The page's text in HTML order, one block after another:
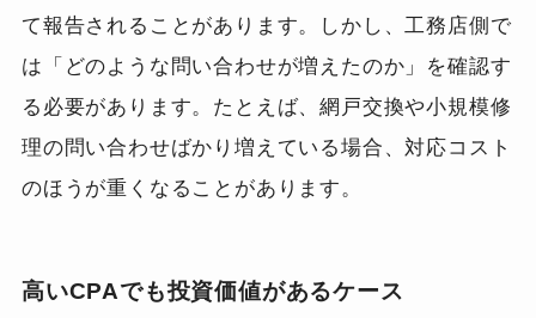
て報告されることがあります。しかし、工務店側で
は「どのような問い合わせが増えたのか」を確認す
る必要があります。たとえば、網戸交換や小規模修
理の問い合わせばかり増えている場合、対応コスト
のほうが重くなることがあります。
高いCPAでも投資価値があるケース